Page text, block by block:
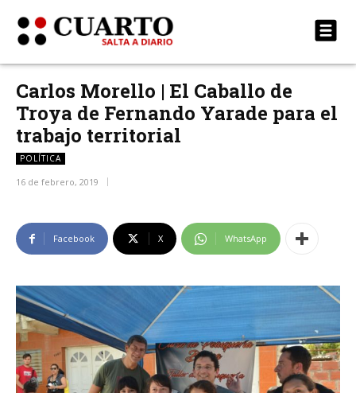
Carlos Morello | El Caballo de
Troya de Fernando Yarade para el
trabajo territorial
POLÍTICA
16 de febrero, 2019
Facebook X WhatsApp